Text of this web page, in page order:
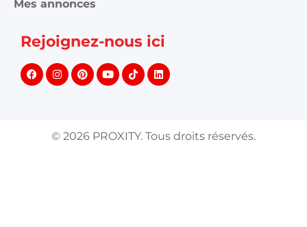
Mes annonces
Rejoignez-nous ici
© 2026 PROXITY. Tous droits réservés.